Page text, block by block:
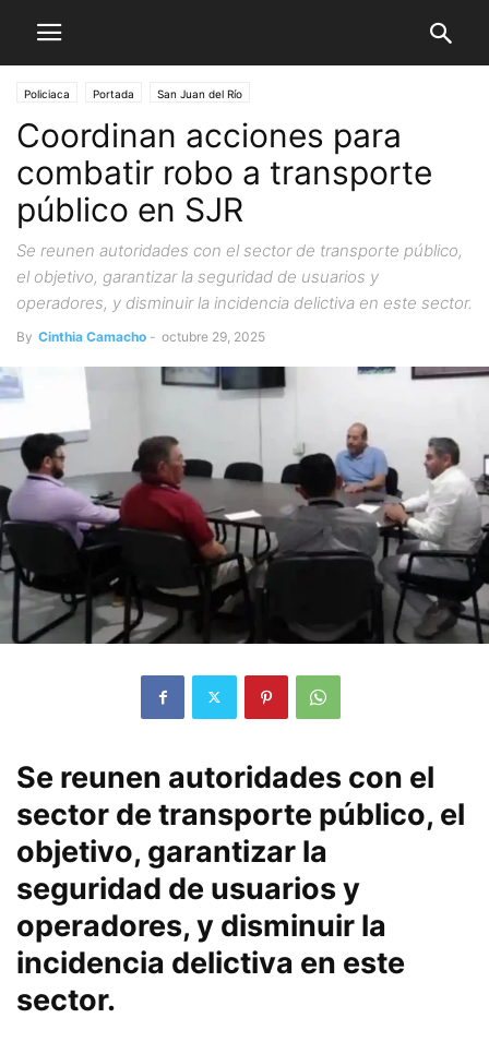
Policiaca Portada San Juan del Río
Coordinan acciones para
combatir robo a transporte
público en SJR
Se reunen autoridades con el sector de transporte público,
el objetivo, garantizar la seguridad de usuarios y
operadores, y disminuir la incidencia delictiva en este sector.
By Cinthia Camacho - octubre 29, 2025
Se reunen autoridades con el
sector de transporte público, el
objetivo, garantizar la
seguridad de usuarios y
operadores, y disminuir la
incidencia delictiva en este
sector.